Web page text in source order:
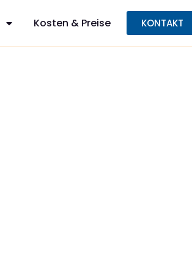
Kosten & Preise KONTAKT